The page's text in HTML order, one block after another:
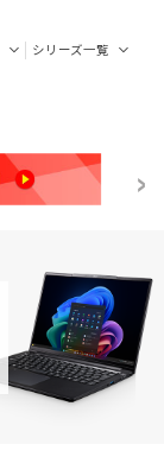
シリーズ一覧